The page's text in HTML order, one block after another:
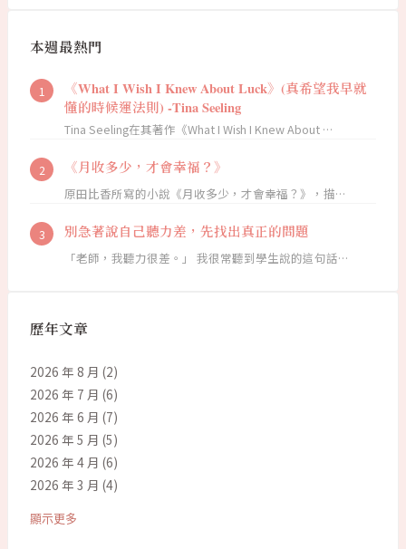
本週最熱門
《What I Wish I Knew About Luck》(真希望我早就
懂的時候運法則) -Tina Seeling
Tina Seeling在其著作《What I Wish I Knew About …
《月收多少，才會幸福？》
原田比香所寫的小說《月收多少，才會幸福？》，描…
別急著說自己聽力差，先找出真正的問題
「老師，我聽力很差。」 我很常聽到學生說的這句話…
歷年文章
2026 年 8 月 (2)
2026 年 7 月 (6)
2026 年 6 月 (7)
2026 年 5 月 (5)
2026 年 4 月 (6)
2026 年 3 月 (4)
顯示更多